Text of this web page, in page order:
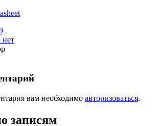
нет
вам необходимо авторизоваться.
записям